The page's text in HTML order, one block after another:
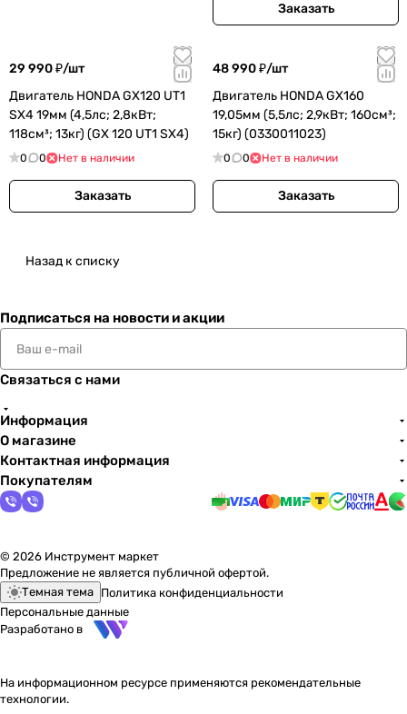
Заказать
29 990 ₽/шт
Двигатель HONDA GX120 UT1
SX4 19мм (4,5лс; 2,8кВт;
118см³; 13кг) (GX 120 UT1 SX4)
0 0 Нет в наличии
Заказать
48 990 ₽/шт
Двигатель HONDA GX160
19,05мм (5,5лс; 2,9кВт; 160см³;
15кг) (0330011023)
0 0 Нет в наличии
Заказать
Назад к списку
Подписаться на новости и акции
Связаться с нами
Информация
О магазине
Контактная информация
Покупателям
© 2026 Инструмент маркет
Предложение не является публичной офертой.
Темная тема Политика конфиденциальности
Персональные данные
Разработано в
На информационном ресурсе применяются рекомендательные
технологии.